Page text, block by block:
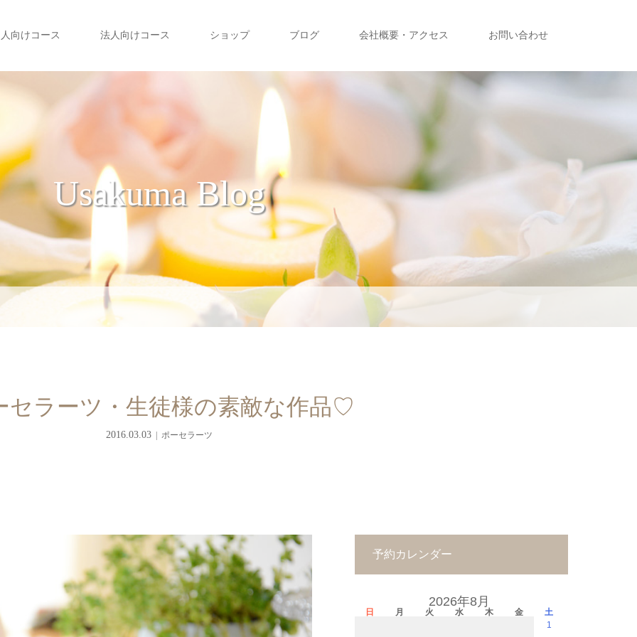
向けコース 法人向けコース ショップ ブログ 会社概要・アクセス お問い合わせ
Usakuma Blog
セラーツ・生徒様の素敵な作品♡
2016.03.03 ポーセラーツ
予約カレンダー
2026年8月
日 月 火 水 木 金
土
1